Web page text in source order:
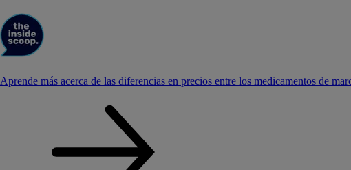
Aprende más acerca de las diferencias en precios entre los medicamentos de